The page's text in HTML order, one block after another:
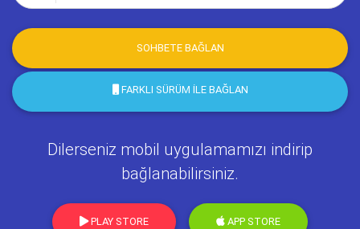
SOHBETE BAĞLAN
FARKLI SÜRÜM İLE BAĞLAN
Dilerseniz mobil uygulamamızı indirip
bağlanabilirsiniz.
PLAY STORE APP STORE